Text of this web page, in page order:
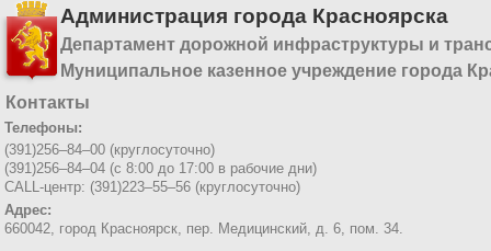
Администрация города Красноярска
Департамент дорожной инфраструктуры и
Муниципальное казенное учреждение города
Контакты
Телефоны:
(391)256–84–00 (круглосуточно)
(391)256–84–04 (с 8:00 до 17:00 в рабочие дни)
CALL-центр: (391)223–55–56 (круглосуточно)
Адрес:
660042, город Красноярск, пер. Медицинский, д. 6, пом. 34.